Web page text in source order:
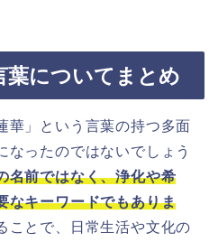
葉についてまとめ
華」という言葉の持つ多面
なったのではないでしょう
名前ではなく、浄化や希
なキーワードでもありま
ことで、日常生活や文化の